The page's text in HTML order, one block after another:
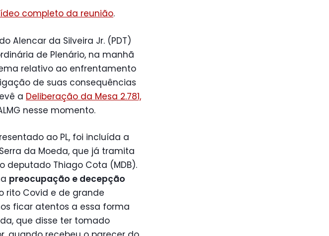
completo da reunião.
Alencar da Silveira Jr. (PDT)
de Plenário, na manhã
relativo ao enfrentamento
de suas consequências
a Deliberação da Mesa 2.781,
nesse momento.
ao PL, foi incluída a
da Moeda, que já tramita
deputado Thiago Cota (MDB).
preocupação e decepção
rito Covid e de grande
ficar atentos a essa forma
que disse ter tomado